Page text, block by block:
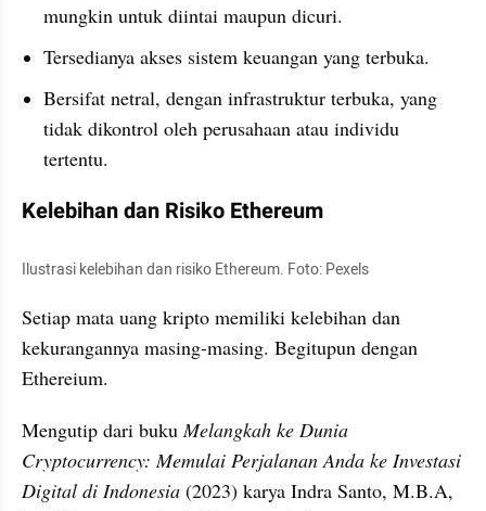
mungkin untuk diintai maupun dicuri.
Tersedianya akses sistem keuangan yang terbuka.
Bersifat netral, dengan infrastruktur terbuka, yang
tidak dikontrol oleh perusahaan atau individu
tertentu.
Kelebihan dan Risiko Ethereum
Ilustrasi kelebihan dan risiko Ethereum. Foto: Pexels
Setiap mata uang kripto memiliki kelebihan dan
kekurangannya masing-masing. Begitupun dengan
Ethereium.
Mengutip dari buku Melangkah ke Dunia
Cryptocurrency: Memulai Perjalanan Anda ke Investasi
Digital di Indonesia (2023) karya Indra Santo, M.B.A,